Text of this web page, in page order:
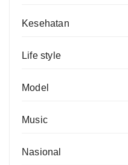
Kesehatan
Life style
Model
Music
Nasional